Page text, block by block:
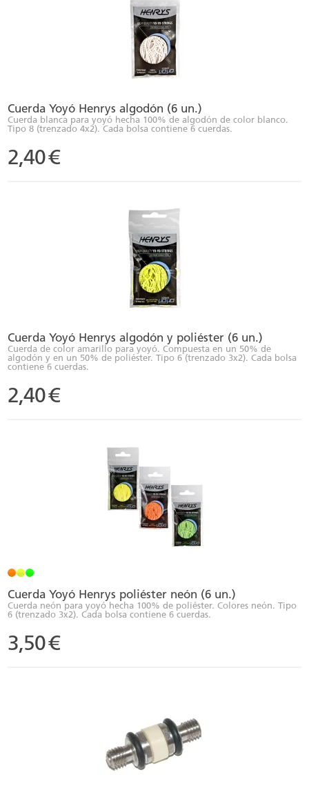
Cuerda Yoyó Henrys algodón (6 un.)
Cuerda blanca para yoyó hecha 100% de algodón de color blanco.
Tipo 8 (trenzado 4x2). Cada bolsa contiene 6 cuerdas.
2,40€
Cuerda Yoyó Henrys algodón y poliéster (6 un.)
Cuerda de color amarillo para yoyó. Compuesta en un 50% de
algodón y en un 50% de poliéster. Tipo 6 (trenzado 3x2). Cada bolsa
contiene 6 cuerdas.
2,40€
Cuerda Yoyó Henrys poliéster neón (6 un.)
Cuerda neón para yoyó hecha 100% de poliéster. Colores neón. Tipo
6 (trenzado 3x2). Cada bolsa contiene 6 cuerdas.
3,50€